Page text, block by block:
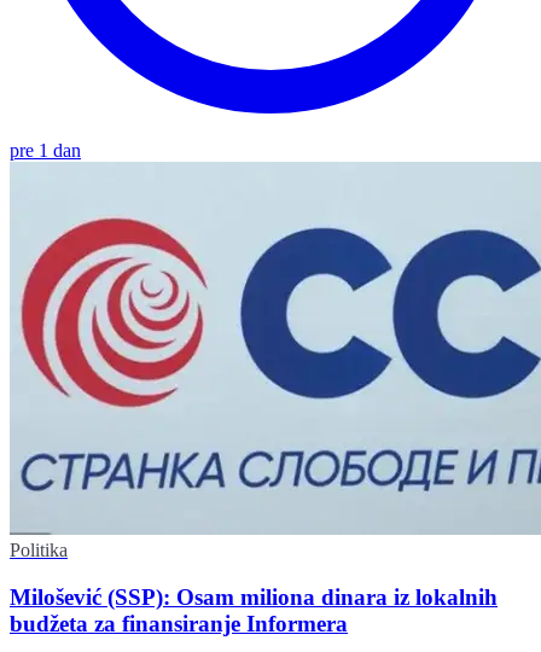
pre 1 dan
Politika
Milošević (SSP): Osam miliona dinara iz lokalnih
budžeta za finansiranje Informera